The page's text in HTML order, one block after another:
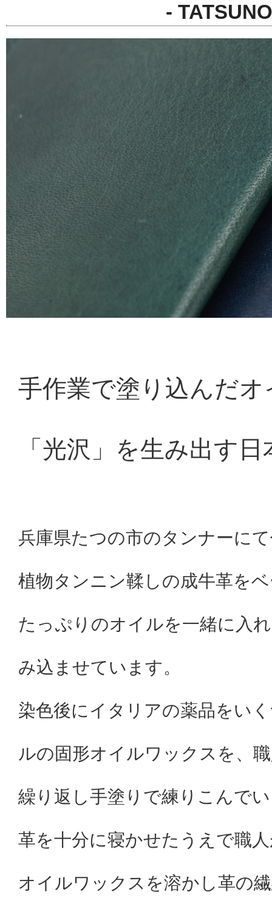
-
手作業で塗り込んだ
「光沢」を生み出す
兵庫県たつの市のタンナーに
植物タンニン鞣しの成牛革を
たっぷりのオイルを一緒に入
み込ませています。
染色後にイタリアの薬品をい
ルの固形オイルワックスを、
繰り返し手塗りで練りこんで
革を十分に寝かせたうえで職
オイルワックスを溶かし革の